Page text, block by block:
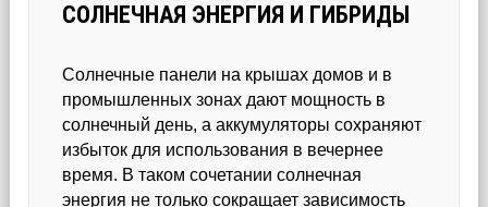
СОЛНЕЧНАЯ ЭНЕРГИЯ И ГИБРИДЫ
Солнечные панели на крышах домов и в
промышленных зонах дают мощность в
солнечный день, а аккумуляторы сохраняют
избыток для использования в вечернее
время. В таком сочетании солнечная
энергия не только сокращает зависимость